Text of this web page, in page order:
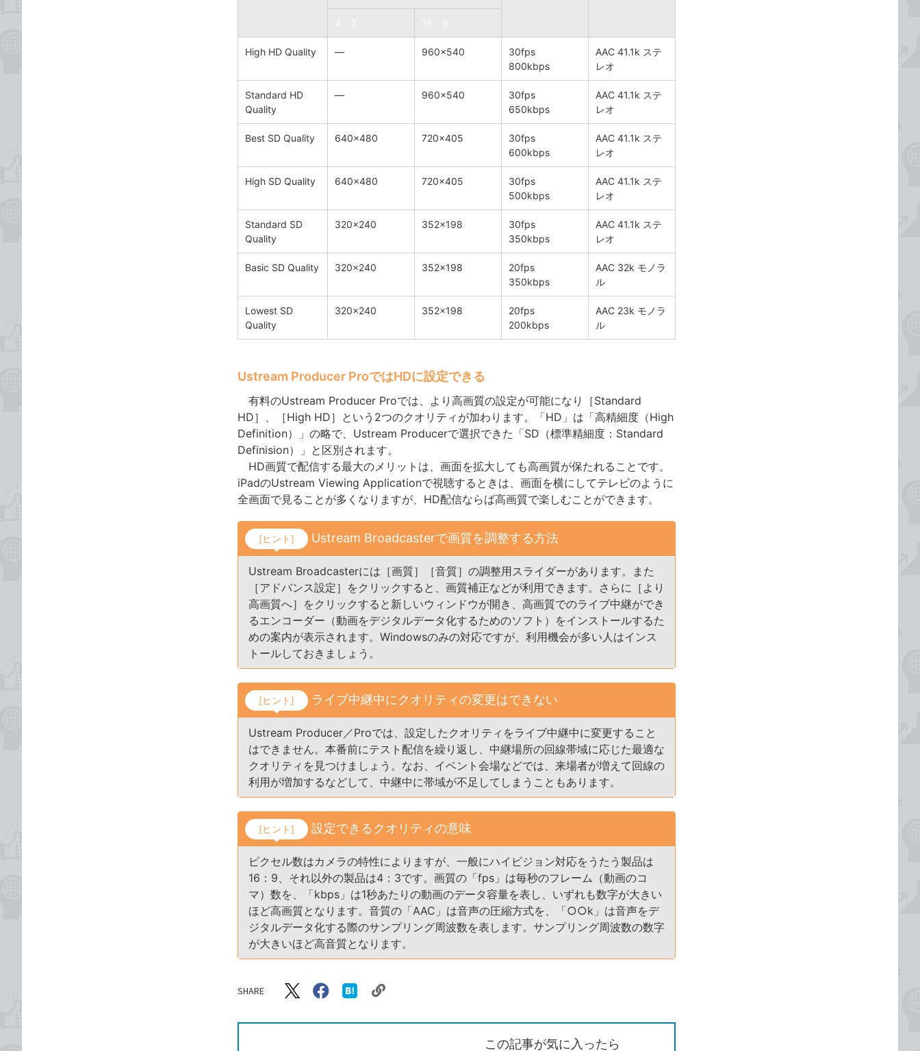
High HD Quality ― 960×540
30fps
800kbps
AAC 41.1k ステ
レオ
Standard HD
Quality
― 960×540
30fps
650kbps
AAC 41.1k ステ
レオ
Best SD Quality 640×480 720×405
30fps
600kbps
AAC 41.1k ステ
レオ
High SD Quality 640×480 720×405
30fps
500kbps
AAC 41.1k ステ
レオ
Standard SD
Quality
320×240 352×198
30fps
350kbps
AAC 41.1k ステ
レオ
Basic SD Quality 320×240 352×198
20fps
350kbps
AAC 32k モノラ
ル
Lowest SD
Quality
320×240 352×198
20fps
200kbps
AAC 23k モノラ
ル
Ustream Producer ProではHDに設定できる
有料のUstream Producer Proでは、より高画質の設定が可能になり［Standard
HD］、［High HD］という2つのクオリティが加わります。「HD」は「高精細度（High
Definition）」の略で、Ustream Producerで選択できた「SD（標準精細度：Standard
Definision）」と区別されます。
HD画質で配信する最大のメリットは、画面を拡大しても高画質が保たれることです。
iPadのUstream Viewing Applicationで視聴するときは、画面を横にしてテレビのように
全画面で見ることが多くなりますが、HD配信ならば高画質で楽しむことができます。
[ヒント] Ustream Broadcasterで画質を調整する方法
Ustream Broadcasterには［画質］［音質］の調整用スライダーがあります。また
［アドバンス設定］をクリックすると、画質補正などが利用できます。さらに［より
高画質へ］をクリックすると新しいウィンドウが開き、高画質でのライブ中継ができ
るエンコーダー（動画をデジタルデータ化するためのソフト）をインストールするた
めの案内が表示されます。Windowsのみの対応ですが、利用機会が多い人はインス
トールしておきましょう。
[ヒント] ライブ中継中にクオリティの変更はできない
Ustream Producer／Proでは、設定したクオリティをライブ中継中に変更すること
はできません。本番前にテスト配信を繰り返し、中継場所の回線帯域に応じた最適な
クオリティを見つけましょう。なお、イベント会場などでは、来場者が増えて回線の
利用が増加するなどして、中継中に帯域が不足してしまうこともあります。
[ヒント] 設定できるクオリティの意味
ピクセル数はカメラの特性によりますが、一般にハイビジョン対応をうたう製品は
16：9、それ以外の製品は4：3です。画質の「fps」は毎秒のフレーム（動画のコ
マ）数を、「kbps」は1秒あたりの動画のデータ容量を表し、いずれも数字が大きい
ほど高画質となります。音質の「AAC」は音声の圧縮方式を、「○○k」は音声をデ
ジタルデータ化する際のサンプリング周波数を表します。サンプリング周波数の数字
が大きいほど高音質となります。
SHARE
記事をシェアする
X（旧
で
Facebook
シ
な
ク
この記事が気に入ったら